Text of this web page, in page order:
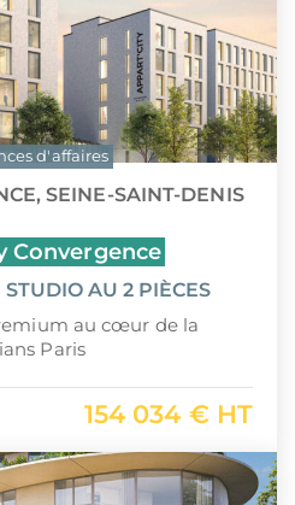
SEINE-SAINT-DENIS
Convergence
AU 2 PIÈCES
au cœur de la
Paris
154 034 € HT
d'affaires